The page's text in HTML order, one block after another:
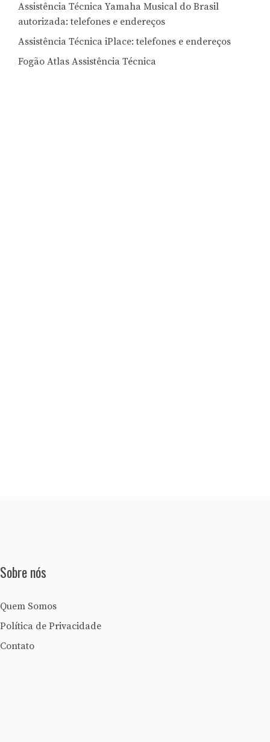
Assistência Técnica Yamaha Musical do Brasil
autorizada: telefones e endereços
Assistência Técnica iPlace: telefones e endereços
Fogão Atlas Assistência Técnica
Sobre nós
Quem Somos
Política de Privacidade
Contato